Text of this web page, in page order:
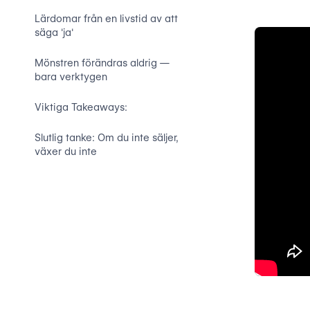
Lärdomar från en livstid av att
säga 'ja'
Mönstren förändras aldrig —
bara verktygen
Viktiga Takeaways:
Slutlig tanke: Om du inte säljer,
växer du inte